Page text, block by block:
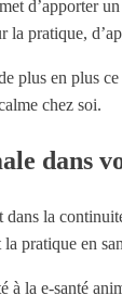
d’apporter
la pratique,
plus en plus
chez soi.
dans
dans la
pratique en
à la e-santé